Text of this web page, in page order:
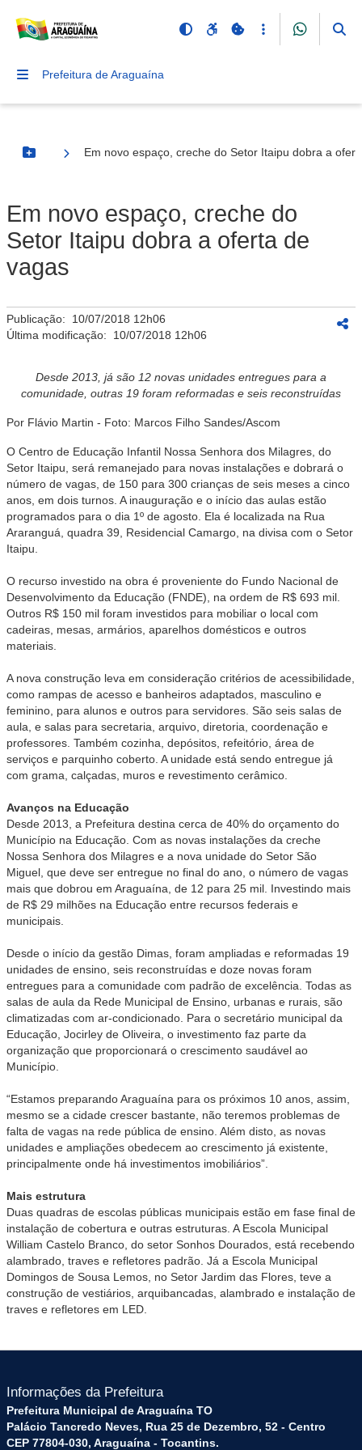
Prefeitura de Araguaína
Botão Menu
Em novo espaço, creche do Setor Itaipu dobra a
Em novo espaço, creche do
Setor Itaipu dobra a oferta de
vagas
Publicação: 10/07/2018 12h06
Última modificação: 10/07/2018 12h06
Desde 2013, já são 12 novas unidades entregues para a
comunidade, outras 19 foram reformadas e seis reconstruídas
Por Flávio Martin - Foto: Marcos Filho Sandes/Ascom
O Centro de Educação Infantil Nossa Senhora dos Milagres, do
Setor Itaipu, será remanejado para novas instalações e dobrará o
número de vagas, de 150 para 300 crianças de seis meses a cinco
anos, em dois turnos. A inauguração e o início das aulas estão
programados para o dia 1º de agosto. Ela é localizada na Rua
Araranguá, quadra 39, Residencial Camargo, na divisa com o Setor
Itaipu.
O recurso investido na obra é proveniente do Fundo Nacional de
Desenvolvimento da Educação (FNDE), na ordem de R$ 693 mil.
Outros R$ 150 mil foram investidos para mobiliar o local com
cadeiras, mesas, armários, aparelhos domésticos e outros
materiais.
A nova construção leva em consideração critérios de acessibilidade,
como rampas de acesso e banheiros adaptados, masculino e
feminino, para alunos e outros para servidores. São seis salas de
aula, e salas para secretaria, arquivo, diretoria, coordenação e
professores. Também cozinha, depósitos, refeitório, área de
serviços e parquinho coberto. A unidade está sendo entregue já
com grama, calçadas, muros e revestimento cerâmico.
Avanços na Educação
Desde 2013, a Prefeitura destina cerca de 40% do orçamento do
Município na Educação. Com as novas instalações da creche
Nossa Senhora dos Milagres e a nova unidade do Setor São
Miguel, que deve ser entregue no final do ano, o número de vagas
mais que dobrou em Araguaína, de 12 para 25 mil. Investindo mais
de R$ 29 milhões na Educação entre recursos federais e
municipais.
Desde o início da gestão Dimas, foram ampliadas e reformadas 19
unidades de ensino, seis reconstruídas e doze novas foram
entregues para a comunidade com padrão de excelência. Todas as
salas de aula da Rede Municipal de Ensino, urbanas e rurais, são
climatizadas com ar-condicionado. Para o secretário municipal da
Educação, Jocirley de Oliveira, o investimento faz parte da
organização que proporcionará o crescimento saudável ao
Município.
“Estamos preparando Araguaína para os próximos 10 anos, assim,
mesmo se a cidade crescer bastante, não teremos problemas de
falta de vagas na rede pública de ensino. Além disto, as novas
unidades e ampliações obedecem ao crescimento já existente,
principalmente onde há investimentos imobiliários”.
Mais estrutura
Duas quadras de escolas públicas municipais estão em fase final de
instalação de cobertura e outras estruturas. A Escola Municipal
William Castelo Branco, do setor Sonhos Dourados, está recebendo
alambrado, traves e refletores padrão. Já a Escola Municipal
Domingos de Sousa Lemos, no Setor Jardim das Flores, teve a
construção de vestiários, arquibancadas, alambrado e instalação de
traves e refletores em LED.
Informações da Prefeitura
Prefeitura Municipal de Araguaína TO
Palácio Tancredo Neves, Rua 25 de Dezembro, 52 - Centro
CEP 77804-030, Araguaína - Tocantins.